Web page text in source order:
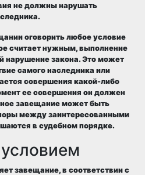
не должны нарушать
оговорить любое условие
считает нужным, выполнение
нарушение закона. Это может
самого наследника или
совершения какой-либо
ее совершения он должен
завещание может быть
между заинтересованными
в судебном порядке.
завещание, в соответствии с